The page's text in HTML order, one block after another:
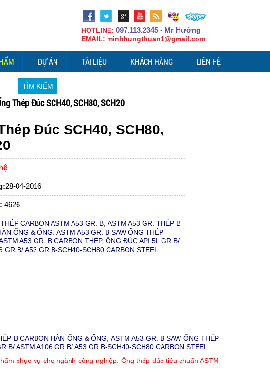
HOTLINE: 097.113.2345 - Mr Hưởng
EMAIL: minhhungthuan1@gmail.com
DỰ ÁN TÀI LIỆU KHÁCH HÀNG LIÊN HỆ
TÌM KIẾM
Thép Đúc SCH40, SCH80, SCH20
Đúc SCH40, SCH80,
28-04-2016
4626
CARBON ASTM A53 GR. B, ASTM A53 GR. THÉP B
ỐNG & ỐNG, ASTM A53 GR. B SAW ỐNG THÉP
A53 GR. B CARBON THÉP, ỐNG ĐÚC API 5L GR.B/
GR.B/ A53 GR.B-SCH40-SCH80 CARBON STEEL
B CARBON HÀN ỐNG & ỐNG, ASTM A53 GR. B SAW ỐNG THÉP
ASTM A106 GR.B/ A53 GR.B-SCH40-SCH80 CARBON STEEL
phục vụ cho ngành công nghiệp. Ống thép đúc tiêu chuẩn ASTM